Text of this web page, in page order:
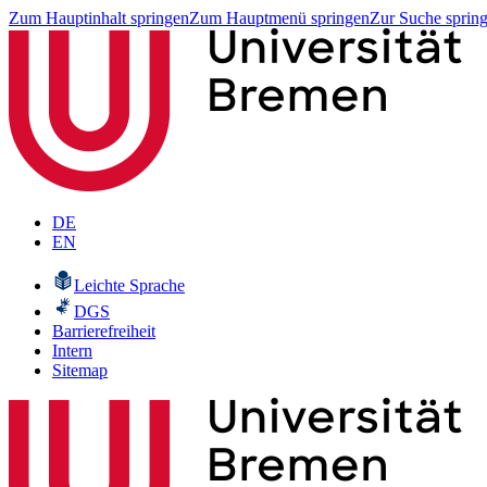
Zum Hauptinhalt springenZum Hauptmenü springenZur Suche
DE
EN
Leichte Sprache
DGS
Barrierefreiheit
Intern
Sitemap